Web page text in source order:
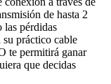
de hasta 2
las pérdidas
práctico cable
te permitirá ganar
que decidas